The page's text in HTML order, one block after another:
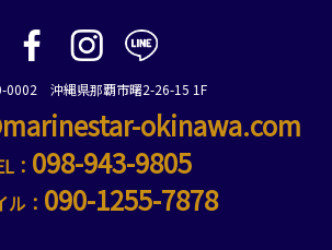
0002 沖縄県那覇市曙2-26-15 1F
okinawa.com
： 098-943-9805
ル： 090-1255-7878